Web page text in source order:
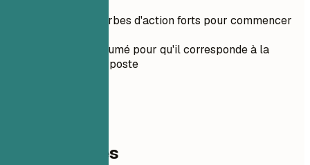
Utilisez des verbes d'action forts pour commencer
Adaptez le résumé pour qu'il corresponde à la
description du poste
Compétences